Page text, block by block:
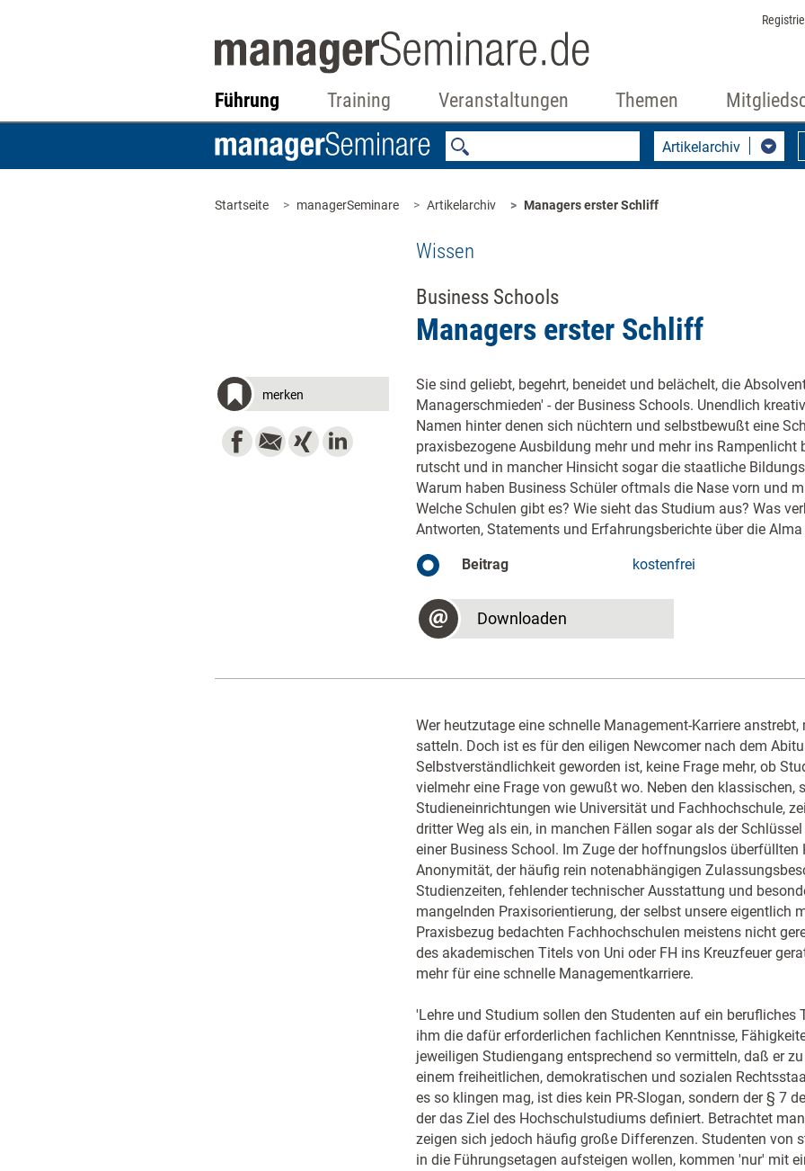
Führung Training Veranstaltungen Themen
Artikelarchiv
Startseite managerSeminare Artikelarchiv Managers erster Schliff
Wissen
Business Schools
Managers erster Schliff
merken
Sie sind geliebt, begehrt, beneidet und belächelt, die
Managerschmieden' - der Business Schools. Unendlich
Namen hinter denen sich nüchtern und selbstbewußt eine
praxisbezogene Ausbildung mehr und mehr ins Rampenlicht
rutscht und in mancher Hinsicht sogar die staatliche
Warum haben Business Schüler oftmals die Nase vorn und
Welche Schulen gibt es? Wie sieht das Studium aus? Was
Antworten, Statements und Erfahrungsberichte über die
Beitrag kostenfrei
Downloaden
Wer heutzutage eine schnelle Management-Karriere
satteln. Doch ist es für den eiligen Newcomer nach dem
Selbstverständlichkeit geworden ist, keine Frage mehr, ob
vielmehr eine Frage von gewußt wo. Neben den klassischen,
Studieneinrichtungen wie Universität und Fachhochschule,
dritter Weg als ein, in manchen Fällen sogar als der
einer Business School. Im Zuge der hoffnungslos überfüllten
Anonymität, der häufig rein notenabhängigen
Studienzeiten, fehlender technischer Ausstattung und
mangelnden Praxisorientierung, der selbst unsere eigentlich
Praxisbezug bedachten Fachhochschulen meistens nicht
des akademischen Titels von Uni oder FH ins Kreuzfeuer
mehr für eine schnelle Managementkarriere.
'Lehre und Studium sollen den Studenten auf ein berufliches
ihm die dafür erforderlichen fachlichen Kenntnisse,
jeweiligen Studiengang entsprechend so vermitteln, daß er
einem freiheitlichen, demokratischen und sozialen
es so klingen mag, ist dies kein PR-Slogan, sondern der § 7
der das Ziel des Hochschulstudiums definiert. Betrachtet
zeigen sich jedoch häufig große Differenzen. Studenten von
in die Führungsetagen aufsteigen wollen, kommen 'nur' mit